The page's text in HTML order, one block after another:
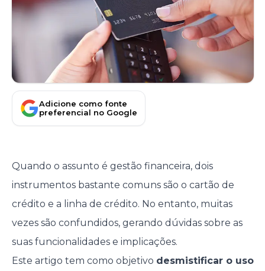
Adicione como fonte
preferencial no Google
Quando o assunto é gestão financeira, dois
instrumentos bastante comuns são o cartão de
crédito e a linha de crédito. No entanto, muitas
vezes são confundidos, gerando dúvidas sobre as
suas funcionalidades e implicações.
Este artigo tem como objetivo desmistificar o uso